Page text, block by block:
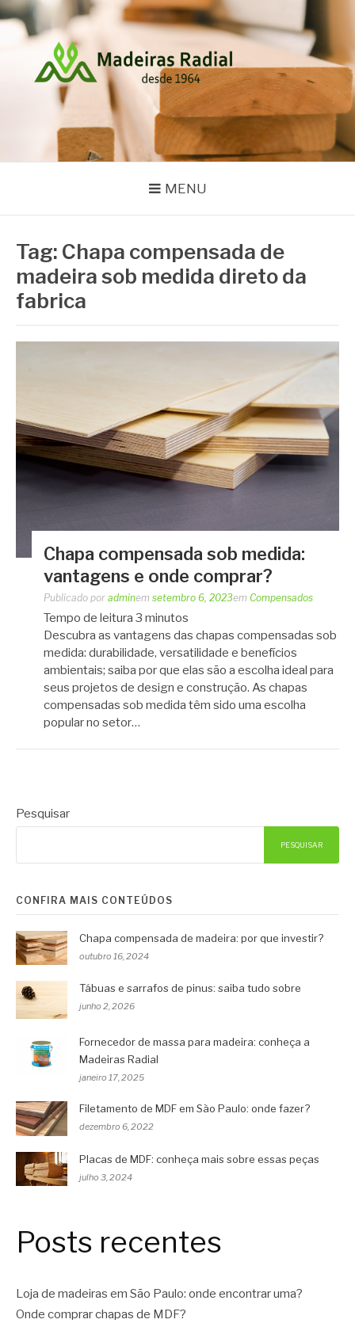
Pular
para
conteúdo
MADEIRAS RADIAL
MENU
Tag: Chapa compensada de
madeira sob medida direto da
fabrica
Chapa compensada sob medida:
vantagens e onde comprar?
Publicado por adminem setembro 6, 2023em Compensados
Tempo de leitura 3 minutos
Descubra as vantagens das chapas compensadas sob
medida: durabilidade, versatilidade e benefícios
ambientais; saiba por que elas são a escolha ideal para
seus projetos de design e construção. As chapas
compensadas sob medida têm sido uma escolha
popular no setor…
Pesquisar
PESQUISAR
CONFIRA MAIS CONTEÚDOS
Chapa compensada de madeira: por que investir?
outubro 16, 2024
Tábuas e sarrafos de pinus: saiba tudo sobre
junho 2, 2026
Fornecedor de massa para madeira: conheça a
Madeiras Radial
janeiro 17, 2025
Filetamento de MDF em São Paulo: onde fazer?
dezembro 6, 2022
Placas de MDF: conheça mais sobre essas peças
julho 3, 2024
Posts recentes
Loja de madeiras em São Paulo: onde encontrar uma?
Onde comprar chapas de MDF?